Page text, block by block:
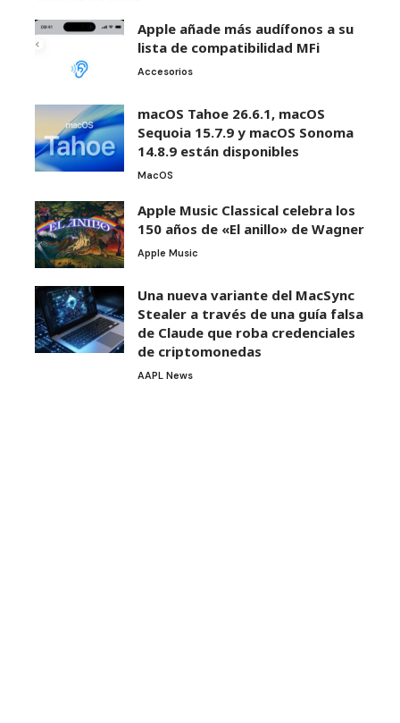
Apple añade más audífonos a su
lista de compatibilidad MFi
Accesorios
macOS Tahoe 26.6.1, macOS
Sequoia 15.7.9 y macOS Sonoma
14.8.9 están disponibles
MacOS
Apple Music Classical celebra los
150 años de «El anillo» de Wagner
Apple Music
Una nueva variante del MacSync
Stealer a través de una guía falsa
de Claude que roba credenciales
de criptomonedas
AAPL News